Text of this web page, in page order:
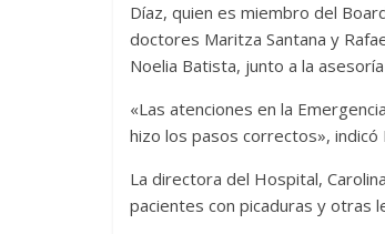
Díaz, quien es miembro del
doctores Maritza Santana y
Noelia Batista, junto a la
«Las atenciones en la
hizo los pasos correctos», indicó
La directora del Hospital,
pacientes con picaduras y otras